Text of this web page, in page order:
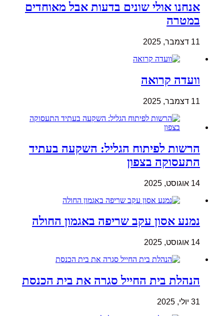
אנחנו אולי שונים בדעות אבל מאוחדים
במטרה
11 דצמבר, 2025
וועדה קרואה
11 דצמבר, 2025
הרשות לפיתוח הגליל: השקעה בעתיד
התעסוקה בצפון
14 אוגוסט, 2025
נמנע אסון עקב שריפה באגמון החולה
14 אוגוסט, 2025
הנהלת בית החייל סגרה את בית הכנסת
31 יולי, 2025